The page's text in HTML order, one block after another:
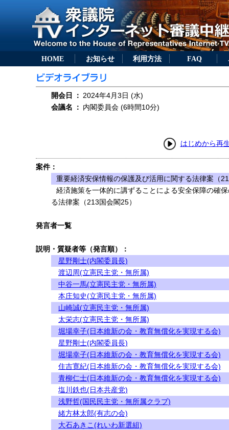
HOME お知らせ 利用方法 FAQ
開会日 ： 2024年4月3日 (水)
会議名
： 内閣委員会 (6時間10分)
はじめから再
案件：
重要経済安保情報の保護及び活用に関する法律案（
経済施策を一体的に講ずることによる安全保障の確
る法律案（213国会閣25）
発言者一覧
説明・質疑者等（発言順）：
星野剛士(内閣委員長)
渡辺周(立憲民主党・無所属)
中谷一馬(立憲民主党・無所属)
本庄知史(立憲民主党・無所属)
山崎誠(立憲民主党・無所属)
太栄志(立憲民主党・無所属)
堀場幸子(日本維新の会・教育無償化を実現する会)
星野剛士(内閣委員長)
堀場幸子(日本維新の会・教育無償化を実現する会)
住吉寛紀(日本維新の会・教育無償化を実現する会)
青柳仁士(日本維新の会・教育無償化を実現する会)
塩川鉄也(日本共産党)
浅野哲(国民民主党・無所属クラブ)
緒方林太郎(有志の会)
大石あきこ(れいわ新選組)